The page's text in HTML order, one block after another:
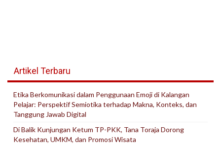
Artikel Terbaru
Etika Berkomunikasi dalam Penggunaan Emoji di Kalangan
Pelajar: Perspektif Semiotika terhadap Makna, Konteks, dan
Tanggung Jawab Digital
Di Balik Kunjungan Ketum TP-PKK, Tana Toraja Dorong
Kesehatan, UMKM, dan Promosi Wisata